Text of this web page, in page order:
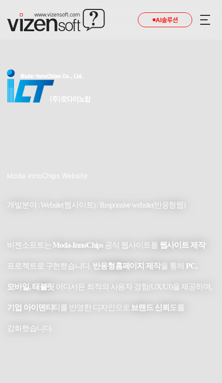
AI솔루션
Moda-InnoChips Website
개발분야 : Website(웹사이트) / Responsive website(반응형웹)
비젠소프트는 Moda-InnoChips공식 웹사이트를 웹사이트 제작
프로젝트로 구현했습니다. 반응형홈페이지 제작을 통해 PC,
모바일, 태블릿 어디서든 최적의 사용자 경험(UX/UI)을 제공하며,
기업 아이덴티티 를 반영한 디자인으로 브랜드 신뢰도를
강화했습니다.